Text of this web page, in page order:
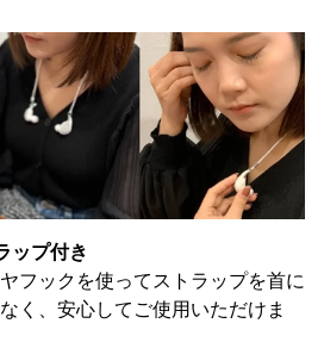
ップ付き
フックを使ってストラップを首に
く、安心してご使用いただけま